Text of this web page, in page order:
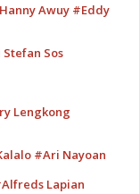
Awuy #Eddy
Sos
Lengkong
#Ari Nayoan
Lapian